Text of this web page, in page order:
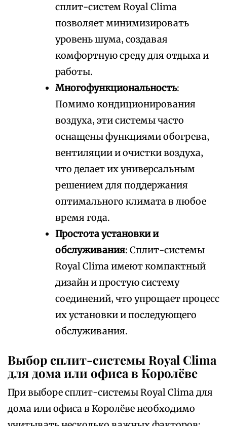
сплит-систем Royal Clima
позволяет минимизировать
уровень шума‚ создавая
комфортную среду для отдыха и
работы.
Многофункциональность:
Помимо кондиционирования
воздуха‚ эти системы часто
оснащены функциями обогрева‚
вентиляции и очистки воздуха‚
что делает их универсальным
решением для поддержания
оптимального климата в любое
время года.
Простота установки и
обслуживания: Сплит-системы
Royal Clima имеют компактный
дизайн и простую систему
соединений‚ что упрощает процесс
их установки и последующего
обслуживания.
Выбор сплит-системы Royal Clima
для дома или офиса в Королёве
При выборе сплит-системы Royal Clima для
дома или офиса в Королёве необходимо